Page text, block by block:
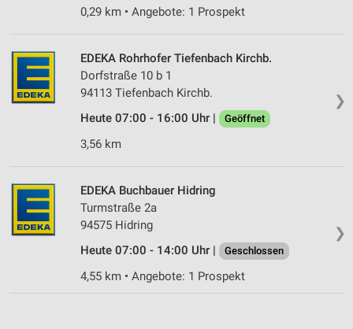
0,29 km • Angebote: 1 Prospekt
❯
EDEKA Rohrhofer Tiefenbach Kirchb.
Dorfstraße 10 b 1
94113 Tiefenbach Kirchb.
Heute 07:00 - 16:00 Uhr |
Geöffnet
3,56 km
❯
EDEKA Buchbauer Hidring
Turmstraße 2a
94575 Hidring
Heute 07:00 - 14:00 Uhr |
Geschlossen
4,55 km • Angebote: 1 Prospekt
Verwendung genauer Standortdaten
Geräte anhand von aktiv angeforderten
Informationen identifizieren
Performance
Funktional